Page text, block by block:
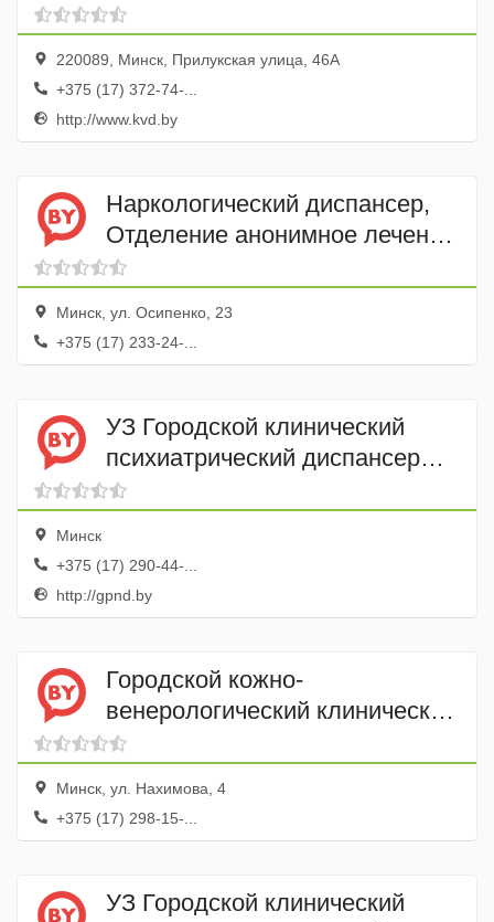
диспансер
220089, Минск, Прилукская улица, 46А
+375 (17) 372-74-...
http://www.kvd.by
Наркологический диспансер,
Отделение анонимное лечение
от алкогольной и
наркотической зависимости
Минск, ул. Осипенко, 23
+375 (17) 233-24-...
УЗ Городской клинический
психиатрический диспансер
Телефон доверия
Минск
+375 (17) 290-44-...
http://gpnd.by
Городской кожно-
венерологический клинический
диспансер, амбулаторное
дермато-венерологическое
отделение № 1
Минск, ул. Нахимова, 4
+375 (17) 298-15-...
УЗ Городской клинический